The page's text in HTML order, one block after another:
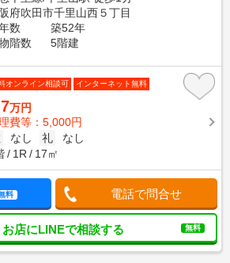
府吹田市千里山西５丁目
数
築52年
階数
5階建
オンライン相談可 インターネット無料
万円
費等：5,000円
なし 礼
なし
1R 17㎡
料 電話で問合せ
お店にLINEで相談する 無料